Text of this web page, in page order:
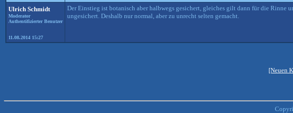
Ulrich Schmidt
Moderator
Authentifizierter Benutzer
11.08.2014 15:27
Der Einstieg ist botanisch aber halbwegs gesichert, gleiches gilt dann für die Rinne
ungesichert. Deshalb nur normal, aber zu unrecht selten gemacht.
[Neuen